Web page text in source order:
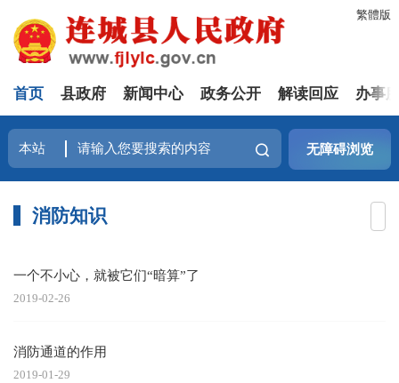
繁體版
首页 县政府 新闻中心 政务公开 解读回应 办事
无障碍浏览
消防知识
一个不小心，就被它们“暗算”了
2019-02-26
消防通道的作用
2019-01-29